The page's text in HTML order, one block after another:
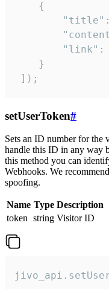
    {
"link":
    }
]);
setUserToken#
Sets an ID number for the
handle this ID in any way
this method you can
Webhooks. We
spoofing.
Name Type Description
token string Visitor ID